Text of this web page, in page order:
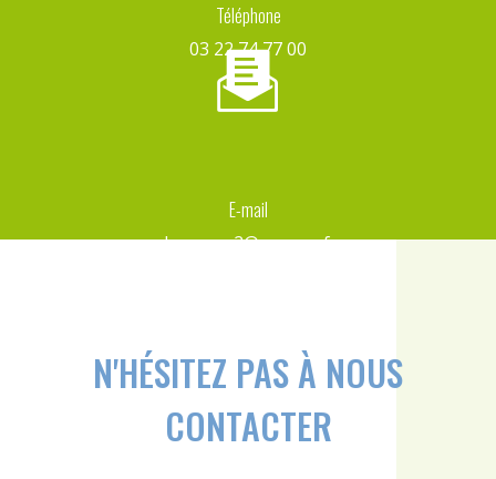
Téléphone
03 22 74 77 00
E-mail
d-capron2@orange.fr
N'HÉSITEZ PAS À NOUS
CONTACTER